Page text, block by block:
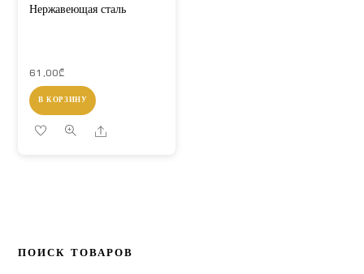
Нержавеющая сталь
61,00₾
В КОРЗИНУ
Share
ПОИСК ТОВАРОВ